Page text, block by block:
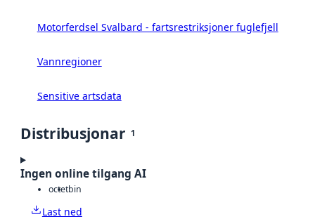
Motorferdsel Svalbard - fartsrestriksjoner fuglefjell
Vannregioner
Sensitive artsdata
Distribusjonar 1
Ingen online tilgang AI
octetbin
Last ned